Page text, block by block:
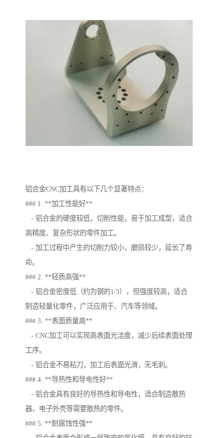
铝合金CNC加工具有以下几个显著特点：
### 1. **加工性能好**
- 铝合金的硬度较低，切削性能，易于加工成型，适合
高精度、复杂形状的零件加工。
- 加工过程中产生的切削力较小，磨损较少，延长了寿
命。
### 2. **轻质高强**
- 铝合金密度低（约为钢的1/3），但强度较高，适合
制造轻量化零件，广泛应用于、汽车等领域。
### 3. **表面质量高**
- CNC加工可以实现高表面光洁度，减少后续表面处理
工序。
- 铝合金不易粘刀，加工后表面光滑，无毛刺。
### 4. **导热性和导电性好**
- 铝合金具有良好的导热性和导电性，适合制造散热
器、电子外壳等需要散热的零件。
### 5. **耐腐蚀性强**